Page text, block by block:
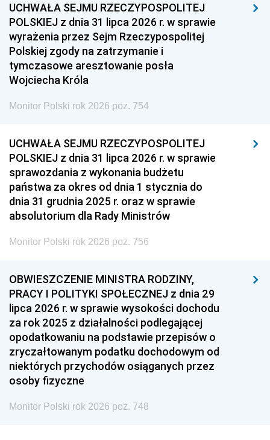
UCHWAŁA SEJMU RZECZYPOSPOLITEJ
POLSKIEJ z dnia 31 lipca 2026 r. w sprawie
wyrażenia przez Sejm Rzeczypospolitej
Polskiej zgody na zatrzymanie i
tymczasowe aresztowanie posła
Wojciecha Króla
Monitor Polski rok 2026 poz. 754
UCHWAŁA SEJMU RZECZYPOSPOLITEJ
POLSKIEJ z dnia 31 lipca 2026 r. w sprawie
sprawozdania z wykonania budżetu
państwa za okres od dnia 1 stycznia do
dnia 31 grudnia 2025 r. oraz w sprawie
absolutorium dla Rady Ministrów
Monitor Polski rok 2026 poz. 756
OBWIESZCZENIE MINISTRA RODZINY,
PRACY I POLITYKI SPOŁECZNEJ z dnia 29
lipca 2026 r. w sprawie wysokości dochodu
za rok 2025 z działalności podlegającej
opodatkowaniu na podstawie przepisów o
zryczałtowanym podatku dochodowym od
niektórych przychodów osiąganych przez
osoby fizyczne
Monitor Polski rok 2026 poz. 748